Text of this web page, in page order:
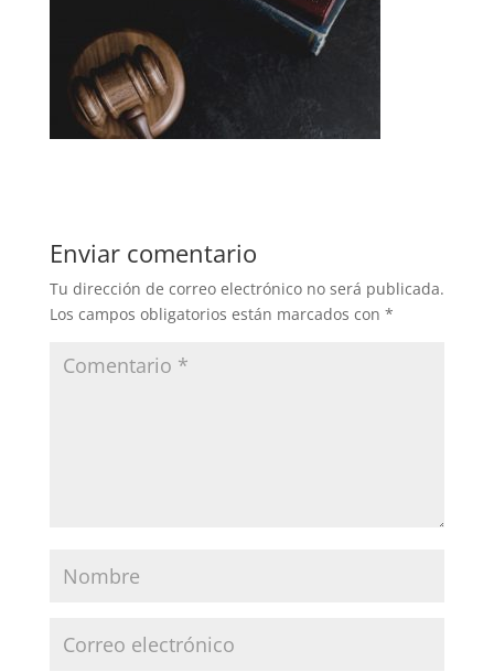
Enviar comentario
Tu dirección de correo electrónico no será publicada.
Los campos obligatorios están marcados con *